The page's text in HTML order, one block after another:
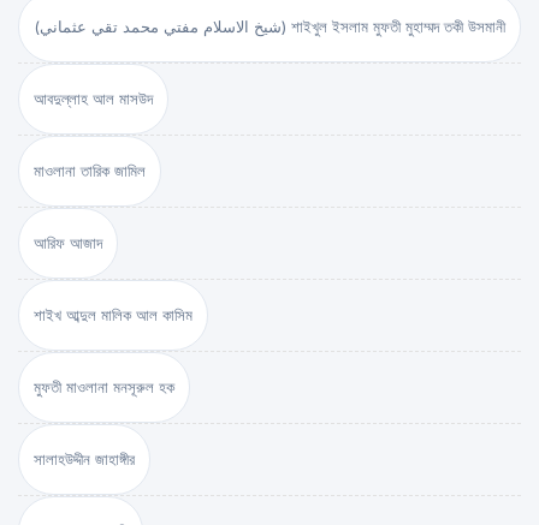
(شيخ الاسلام مفتي محمد تقي عثماني) শাইখুল ইসলাম মুফতী মুহাম্মদ তকী উসমানী
আবদুল্লাহ আল মাসউদ
মাওলানা তারিক জামিল
আরিফ আজাদ
শাইখ আব্দুল মালিক আল কাসিম
মুফতী মাওলানা মনসূরুল হক
সালাহউদ্দীন জাহাঙ্গীর